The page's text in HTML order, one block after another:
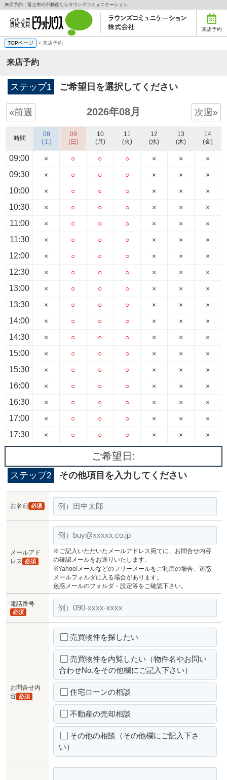
来店予約｜富士市の不動産ならラウンズコミュニケーション
来店予約
TOPページ > 来店予約
来店予約
ステップ1 ご希望日を選択してください
«前週 2026年08月 次週»
時間
09:00
09:30
10:00
10:30
11:00
11:30
12:00
12:30
13:00
13:30
14:00
14:30
15:00
15:30
16:00
16:30
17:00
17:30
08
(土)
×
×
×
×
×
×
×
×
×
×
×
×
×
×
×
×
×
×
09
(日)
○
○
○
○
○
○
○
○
○
○
○
○
○
○
○
○
○
○
10
(月)
○
○
○
○
○
○
○
○
○
○
○
○
○
○
○
○
○
○
11
(火)
○
○
○
○
○
○
○
○
○
○
○
○
○
○
○
○
○
○
12
(水)
×
×
×
×
×
×
×
×
×
×
×
×
×
×
×
×
×
×
13
(木)
×
×
×
×
×
×
×
×
×
×
×
×
×
×
×
×
×
×
14
(金)
×
×
×
×
×
×
×
×
×
×
×
×
×
×
×
×
×
×
ご希望日:
ステップ2 その他項目を入力してください
お名前 必須
メールアド
レス 必須
※ご記入いただいたメールアドレス宛てに、お問合せ内容
の確認メールをお送りいたします。
※Yahoo!メールなどのフリーメールをご利用の場合、迷惑
メールフォルダに入る場合があります。
迷惑メールのフォルダ・設定等をご確認下さい。
電話番号
必須
お問合せ内
容 必須
売買物件を探したい
売買物件を内覧したい（物件名やお問い
合わせNo.をその他欄にご記入下さい）
住宅ローンの相談
不動産の売却相談
その他の相談（その他欄にご記入下さ
い）